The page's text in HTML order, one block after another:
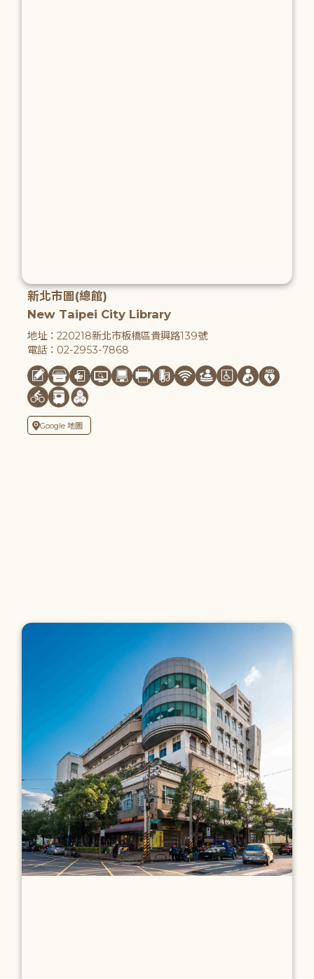
新北市圖(總館)
New Taipei City Library
地址：220218新北市板橋區貴興路139號
電話：02-2953-7868
Google 地圖